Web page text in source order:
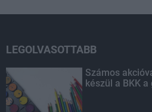
LEGOLVASOTTABB
Számos
készül a BKK